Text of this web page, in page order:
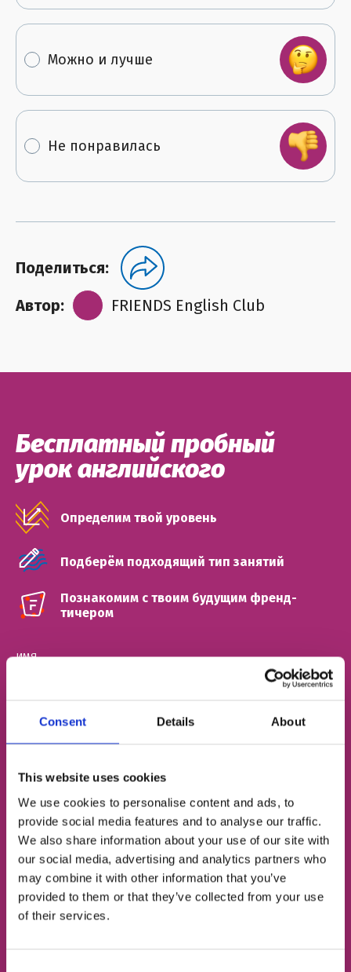
Consent Details About
This website uses cookies
We use cookies to personalise content and ads, to
provide social media features and to analyse our traffic.
We also share information about your use of our site with
our social media, advertising and analytics partners who
may combine it with other information that you’ve
provided to them or that they’ve collected from your use
of their services.
Можно и лучше
Не понравилась
Поделиться:
Автор:
FRIENDS English Club
Бесплатный пробный
урок английского
Определим твой уровень
Подберём подходящий тип занятий
Познакомим с твоим будущим френд-
тичером
ИМЯ
НОМЕР ТЕЛЕФОНА
Согласен с политикой конфиденциальности
Записаться на урок